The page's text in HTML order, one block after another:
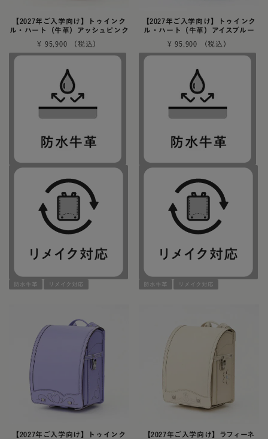
【2027年ご入学向け】トゥインク
ル・ハート（牛革）アッシュピンク
¥ 95,900
防水牛革 リメイク対応
【2027年ご入学向け】トゥインク
ル・ハート（牛革）アイスブルー
¥ 95,900
防水牛革 リメイク対応
【2027年ご入学向け】トゥインク
【2027年ご入学向け】ラフィーネ